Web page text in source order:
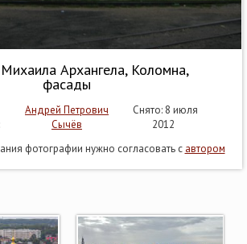
Архангела, Коломна,
фасады
Андрей Петрович
Сычёв
Снято: 8 июля
2012
фотографии нужно согласовать с автором